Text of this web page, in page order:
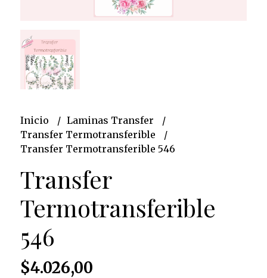
Inicio
Laminas Transfer
Transfer Termotransferible
Transfer Termotransferible 546
Transfer
Termotransferible
546
$4.026,00